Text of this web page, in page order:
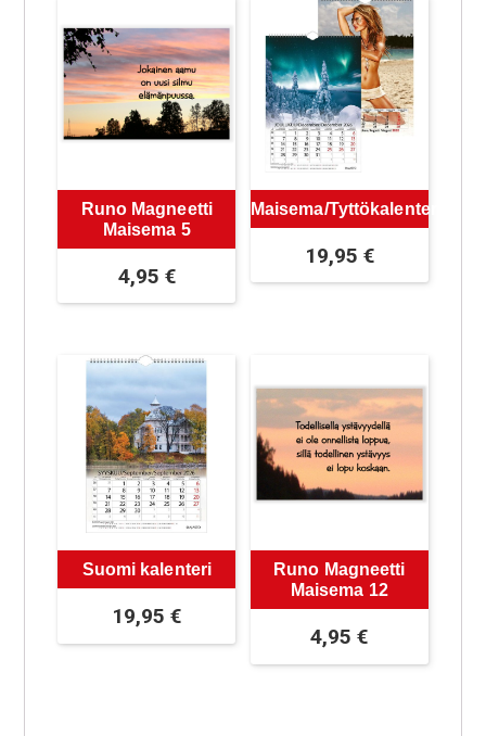
Runo Magneetti
Maisema 5
4,95 €
Maisema/Tyttökalenteri
19,95 €
Suomi kalenteri
19,95€
Runo Magneetti
Maisema 12
4,95€